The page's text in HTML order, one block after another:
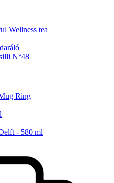
Wellness tea
N°48
Ring
- 580 ml